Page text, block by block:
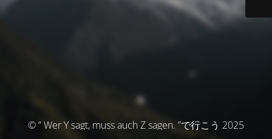
© ” Wer Y sagt, muss auch Z sagen. ”で行こう 2025